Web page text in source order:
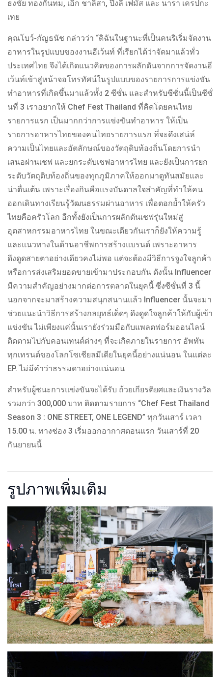
ธงชัย ทองกันทม, เอิ๊ก ชาลิสา, ปิงลี่ เฟมัส และ นารา เครปกะ
เทย
คุณโบว์-กัญธนัช กล่าวว่า “ดิฉันในฐานะที่เป็นคนริเริ่มจัดงาน
อาหารในรูปแบบของงานอีเว้นท์ ที่เรียกได้ว่าจัดมาแล้วทั่ว
ประเทศไทย จึงได้เกิดแนวคิดของการผลักดันจากการจัดงานอี
เว้นท์เข้าสู่หน้าจอโทรทัศน์ในรูปแบบของรายการการแข่งขัน
ทำอาหารที่เกิดขึ้นมาแล้วทั้ง 2 ซีซั่น และสำหรับซีซั่นนี้เป็นซีซั่
นที่ 3 เราอยากให้ Chef Fest Thailand ที่คิดโดยคนไทย
รายการแรก เป็นมากกว่าการแข่งขันทำอาหาร ให้เป็น
รายการอาหารไทยของคนไทยรายการแรก ที่จะดึงเสน่ห์
ความเป็นไทยและอัตลักษณ์ของวัตถุดิบท้องถิ่นโดยการนำ
เสนอผ่านเชฟ และยกระดับเชฟอาหารไทย และยังเป็นการยก
ระดับวัตถุดิบท้องถิ่นของทุกภูมิภาคให้ออกมาดูทันสมัยและ
น่าตื่นเต้น เพราะเรื่องกินคือแรงบันดาลใจสำคัญที่ทำให้คน
ออกเดินทางเรียนรู้วัฒนธรรมผ่านอาหาร เพื่อตอกย้ำให้ครัว
ไทยคือครัวโลก อีกทั้งยังเป็นการผลักดันเชฟรุ่นใหม่สู่
อุตสาหกรรมอาหารไทย ในขณะเดียวกันเราก็ยังให้ความรู้
และแนวทางในด้านอาชีพการสร้างแบรนด์ เพราะอาหาร
ดึงดูดสายตาอย่างเดียวคงไม่พอ แต่จะต้องมีวิธีการจูงใจลูกค้า
หรือการส่งเสริมยอดขายเข้ามาประกอบกัน ดังนั้น Influencer
มีความสำคัญอย่างมากต่อการตลาดในยุคนี้ ซึ่งซีซั่นที่ 3 นี้
นอกจากจะมาสร้างความสนุกสนานแล้ว Influencer นั้นจะมา
ช่วยแนะนำวิธีการสร้างกลยุทธ์เด็ดๆ ดึงดูดใจลูกค้าให้กับผู้เข้า
แข่งขัน ไม่เพียงแค่นั้นเรายังร่วมมือกับแพลตฟอร์มออนไลน์
ติดตามไปกับคอนเทนต์ต่างๆ ที่จะเกิดภายในรายการ อัพทัน
ทุกเทรนด์ของโลกโซเชียลมีเดียในยุคนี้อย่างแน่นอน ในแต่ละ
EP. ไม่มีคำว่าธรรมดาอย่างแน่นอน
สำหรับผู้ชนะการแข่งขันจะได้รับ ถ้วยเกียรติยศและเงินรางวัล
รวมกว่า 300,000 บาท ติดตามรายการ “Chef Fest Thailand
Season 3 : ONE STREET, ONE LEGEND” ทุกวันเสาร์ เวลา
15.00 น. ทางช่อง 3 เริ่มออกอากาศตอนแรก วันเสาร์ที่ 20
กันยายนนี้
รูปภาพเพิ่มเติม